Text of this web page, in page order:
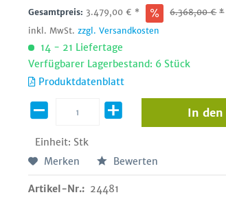
Gesamtpreis: 3.479,00 € * 6.368,00€ *
inkl. MwSt.zzgl. Versandkosten
14 - 21 Liefertage
Verfügbarer Lagerbestand: 6 Stück
Produktdatenblatt
Einheit: Stk
In den
Merken Bewerten
Artikel-Nr.: 24481